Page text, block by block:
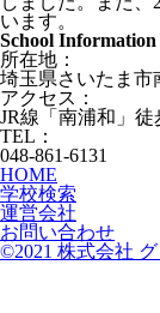
います。
School Information
所在地：
埼玉県さいたま市
アクセス：
JR線「南浦和」徒
TEL：
048-861-6131
HOME
学校検索
運営会社
お問い合わせ
©2021 株式会社